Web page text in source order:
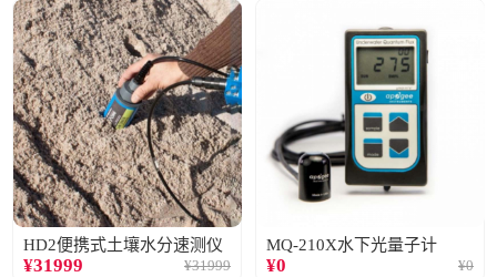
HD2便携式土壤水分速测仪
¥31999 ¥31999
MQ-210X水下光量子计
¥0 ¥0